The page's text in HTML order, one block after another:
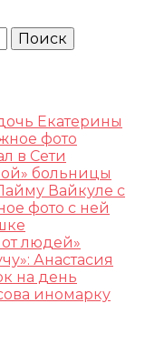
Екатерины
фото
в Сети
больницы
Вайкуле с
фото с ней
от людей»
Анастасия
на день
иномарку